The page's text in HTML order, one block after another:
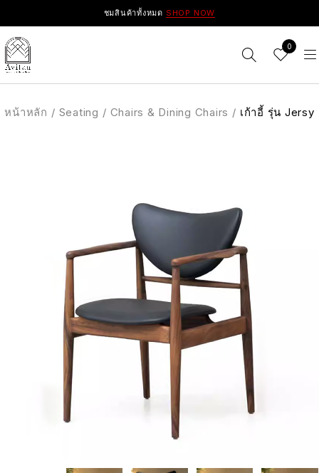
ชมสินค้าทั้งหมด SHOP NOW
0
หน้าหลัก / Seating / Chairs & Dining Chairs / เก้าอี้ รุ่น Jersy